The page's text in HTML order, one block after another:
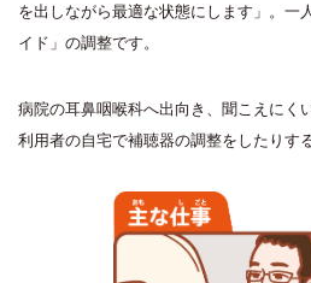
を出しながら最適な状態にします」。一
イド」の調整です。
病院の耳鼻咽喉科へ出向き、聞こえにく
利用者の自宅で補聴器の調整をしたりす